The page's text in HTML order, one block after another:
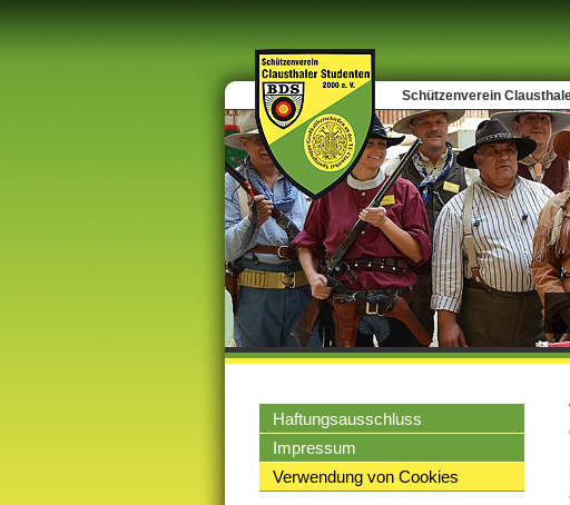
Schützenverein
Haftungsausschluss
Impressum
Verwendung von Cookies